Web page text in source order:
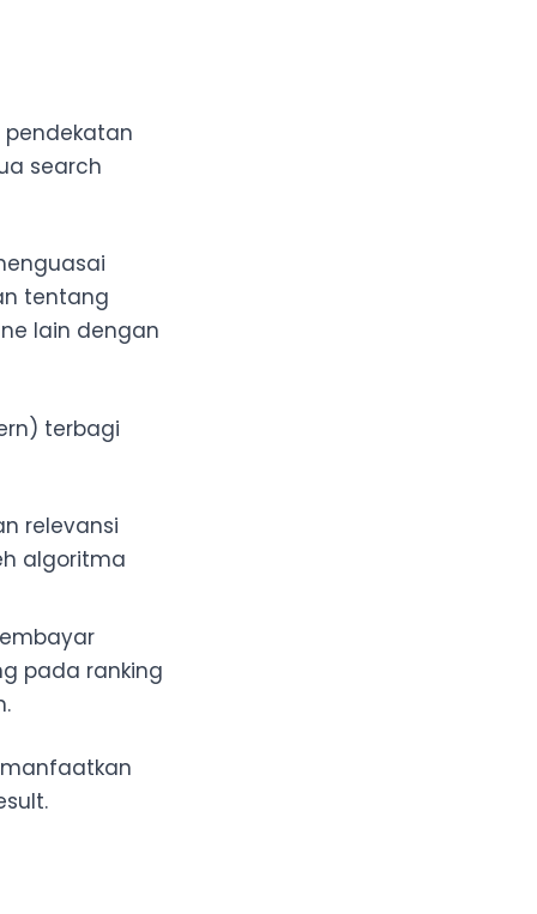
search
tentang
lain dengan
terbagi
relevansi
algoritma
pada ranking